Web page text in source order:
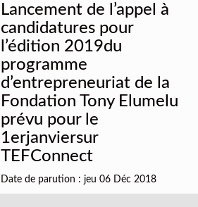
Lancement de l’appel à
candidatures pour
l’édition 2019du
programme
d’entrepreneuriat de la
Fondation Tony Elumelu
prévu pour le
1erjanviersur
TEFConnect
Date de parution : jeu 06 Déc 2018